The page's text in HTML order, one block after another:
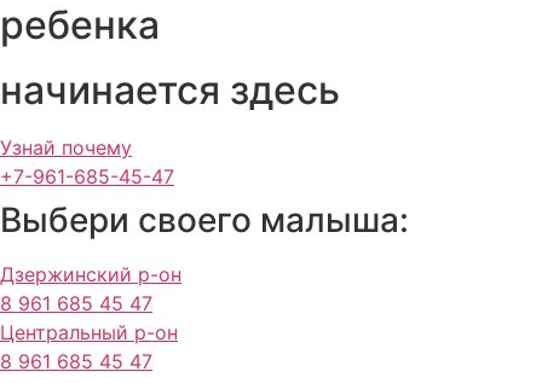
ребенка
начинается здесь
Узнай почему
+7-961-685-45-47
Выбери своего малыша:
Дзержинский р-он
8 961 685 45 47
Центральный р-он
8 961 685 45 47